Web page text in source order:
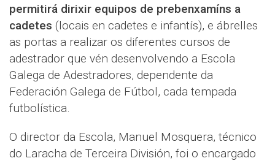
permitirá dirixir equipos de prebenxamíns a
cadetes (locais en cadetes e infantís), e ábrelles
as portas a realizar os diferentes cursos de
adestrador que vén desenvolvendo a Escola
Galega de Adestradores, dependente da
Federación Galega de Fútbol, cada tempada
futbolística.
O director da Escola, Manuel Mosquera, técnico
do Laracha de Terceira División, foi o encargado